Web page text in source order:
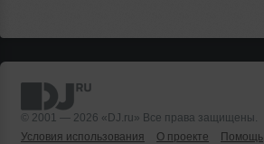
© 2001 — 2026 «DJ.ru» Все права защищены.
Условия использования
О проекте Помощь